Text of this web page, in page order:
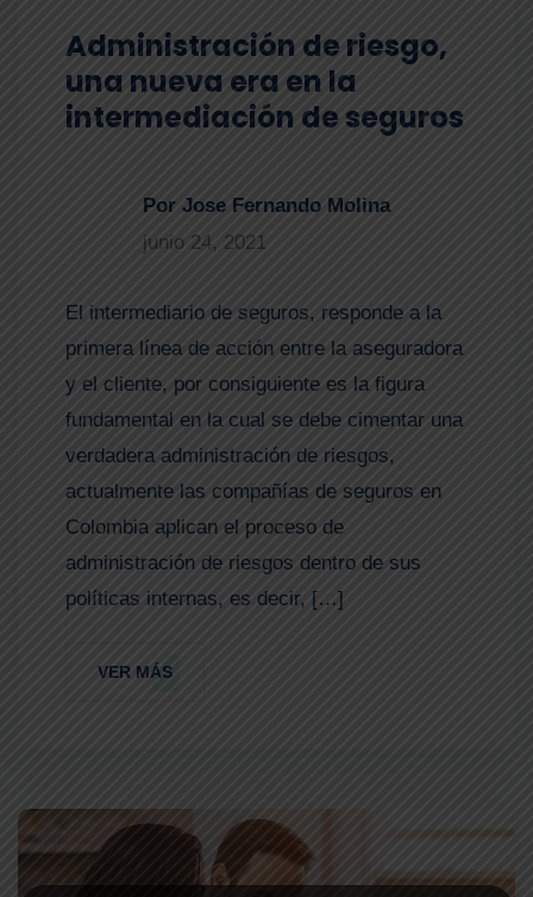
Administración de riesgo,
una nueva era en la
intermediación de seguros
Por Jose Fernando Molina
junio 24, 2021
El intermediario de seguros, responde a la
primera línea de acción entre la aseguradora
y el cliente, por consiguiente es la figura
fundamental en la cual se debe cimentar una
verdadera administración de riesgos,
actualmente las compañías de seguros en
Colombia aplican el proceso de
administración de riesgos dentro de sus
políticas internas, es decir, […]
VER MÁS